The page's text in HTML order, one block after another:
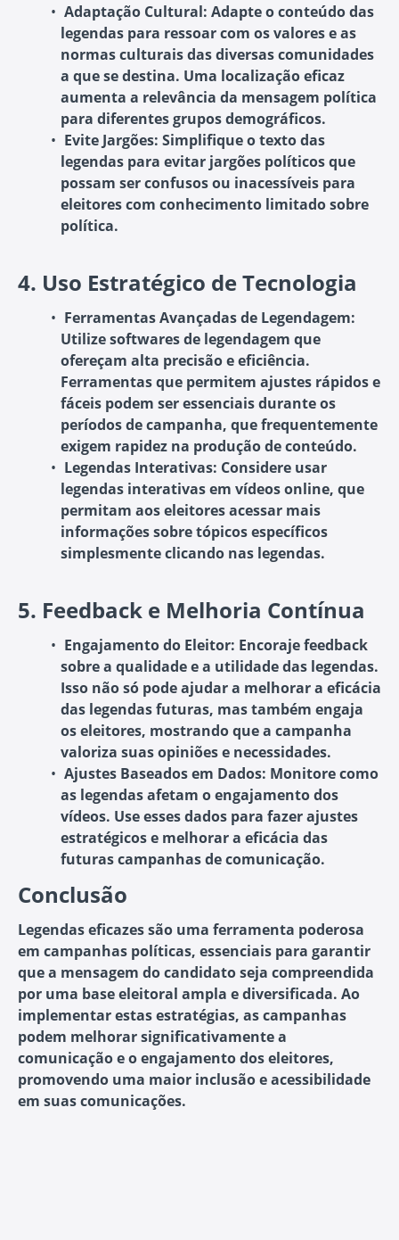
Adaptação Cultural: Adapte o conteúdo das
legendas para ressoar com os valores e as
normas culturais das diversas comunidades
a que se destina. Uma localização eficaz
aumenta a relevância da mensagem política
para diferentes grupos demográficos.
Evite Jargões: Simplifique o texto das
legendas para evitar jargões políticos que
possam ser confusos ou inacessíveis para
eleitores com conhecimento limitado sobre
política.
4. Uso Estratégico de Tecnologia
Ferramentas Avançadas de Legendagem:
Utilize softwares de legendagem que
ofereçam alta precisão e eficiência.
Ferramentas que permitem ajustes rápidos e
fáceis podem ser essenciais durante os
períodos de campanha, que frequentemente
exigem rapidez na produção de conteúdo.
Legendas Interativas: Considere usar
legendas interativas em vídeos online, que
permitam aos eleitores acessar mais
informações sobre tópicos específicos
simplesmente clicando nas legendas.
5. Feedback e Melhoria Contínua
Engajamento do Eleitor: Encoraje feedback
sobre a qualidade e a utilidade das legendas.
Isso não só pode ajudar a melhorar a eficácia
das legendas futuras, mas também engaja
os eleitores, mostrando que a campanha
valoriza suas opiniões e necessidades.
Ajustes Baseados em Dados: Monitore como
as legendas afetam o engajamento dos
vídeos. Use esses dados para fazer ajustes
estratégicos e melhorar a eficácia das
futuras campanhas de comunicação.
Conclusão
Legendas eficazes são uma ferramenta poderosa
em campanhas políticas, essenciais para garantir
que a mensagem do candidato seja compreendida
por uma base eleitoral ampla e diversificada. Ao
implementar estas estratégias, as campanhas
podem melhorar significativamente a
comunicação e o engajamento dos eleitores,
promovendo uma maior inclusão e acessibilidade
em suas comunicações.